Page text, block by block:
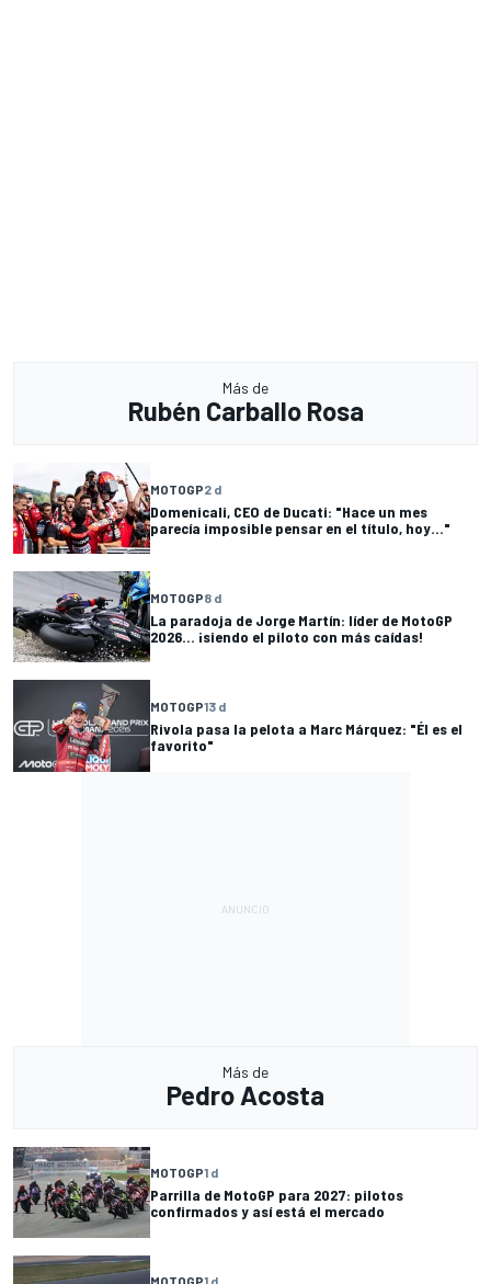
Más de
Rubén Carballo Rosa
MOTOGP2 d
Domenicali, CEO de Ducati: "Hace un mes
parecía imposible pensar en el título, hoy..."
MOTOGP8 d
La paradoja de Jorge Martín: líder de MotoGP
2026... ¡siendo el piloto con más caídas!
MOTOGP13 d
Rivola pasa la pelota a Marc Márquez: "Él es el
favorito"
Más de
Pedro Acosta
MOTOGP1 d
Parrilla de MotoGP para 2027: pilotos
confirmados y así está el mercado